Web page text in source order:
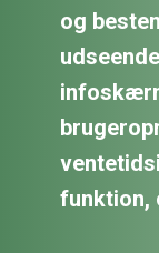
og
funktion,